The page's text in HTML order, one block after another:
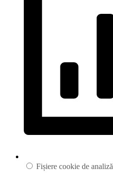
Fișiere cookie de analiză